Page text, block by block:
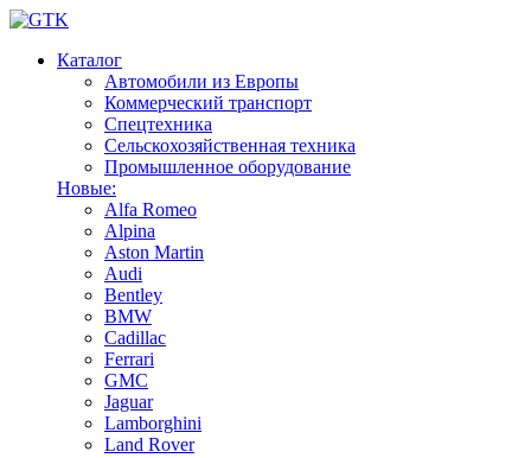
Каталог
Автомобили из Европы
Коммерческий транспорт
Спецтехника
Сельскохозяйственная техника
Промышленное оборудование
Новые:
Alfa Romeo
Alpina
Aston Martin
Audi
Bentley
BMW
Cadillac
Ferrari
GMC
Jaguar
Lamborghini
Land Rover